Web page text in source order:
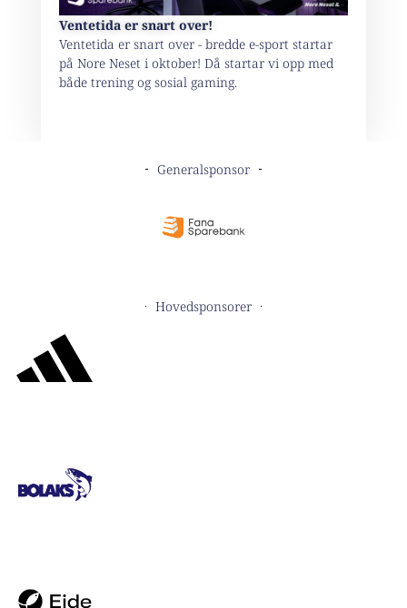
Ventetida er snart over!
Ventetida er snart over - bredde e-sport startar
på Nore Neset i oktober! Då startar vi opp med
både trening og sosial gaming.
Generalsponsor
Hovedsponsorer